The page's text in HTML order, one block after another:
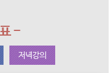
-
저녁강의